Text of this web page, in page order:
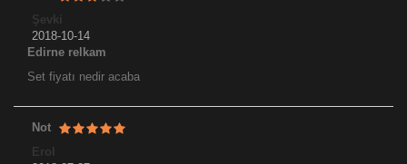
Şevki
2018-10-14
Edirne relkam
Set fiyatı nedir acaba
Not
Erol